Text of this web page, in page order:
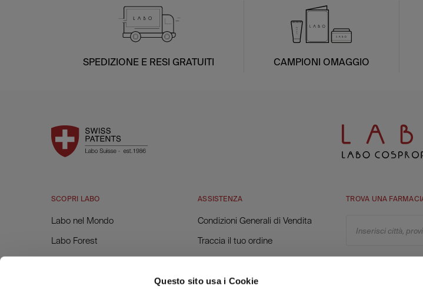
Questo sito usa i Cookie
SPEDIZIONE E RESI GRATUITI CAMPIONI OMAGGIO
SCOPRI LABO
Labo nel Mondo
Labo Forest
ASSISTENZA
Condizioni Generali di Vendita
Traccia il tuo ordine
Richiesta Fattura
TROVA UNA
Inserisci città,